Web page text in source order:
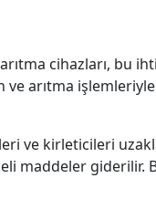
cihazları, bu
arıtma
ve kirleticileri
maddeler giderilir.